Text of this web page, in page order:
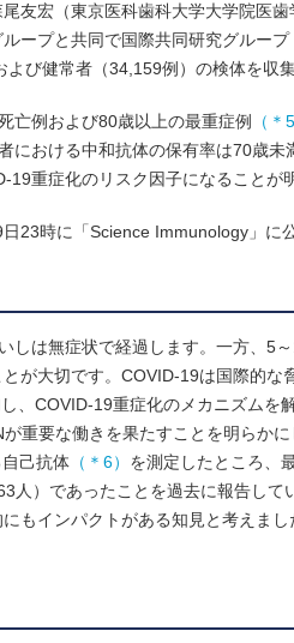
友宏（東京医科歯科大学大学院医
ープと共同で国際共同研究グルー
よび健常者（34,159例）の検体を収
亡例および80歳以上の最重症例 （＊5
における中和抗体の保有率は70歳
19重症化のリスク因子になることが
23時に「Science Immunology」に
しは無症状で経過します。一方、5
が大切です。COVID-19は国際的
、COVID-19重症化のメカニズム
重要な働きを果たすことを明らか
己抗体 （＊6） を測定したところ、
人）であったことを過去に報告し
もインパクトがある知見と考えま